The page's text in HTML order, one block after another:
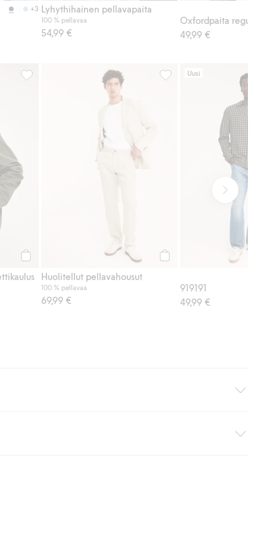
+3 Lyhythihainen pellavapaita
100 % pellavaa
54,99 €
Oxfordpaita regular
49,99 €
t-paita, Lisää suosikkeihin
Takki, jossa on vakosamettikaulus, Lisää suosikkeihin
Huolitellut pellavahousut
100 % pellavaa
69,99 €
Huolitellut pellavahousut,
Uusi
919191
49,99 €
(ei koske kotiinkuljetusta). Toimituskulut